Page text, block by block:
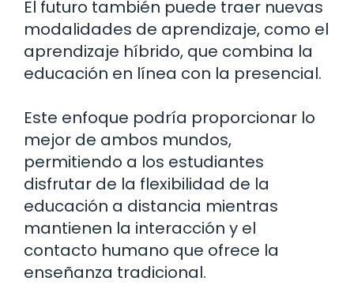
El futuro también puede traer nuevas
modalidades de aprendizaje, como el
aprendizaje híbrido, que combina la
educación en línea con la presencial.
Este enfoque podría proporcionar lo
mejor de ambos mundos,
permitiendo a los estudiantes
disfrutar de la flexibilidad de la
educación a distancia mientras
mantienen la interacción y el
contacto humano que ofrece la
enseñanza tradicional.